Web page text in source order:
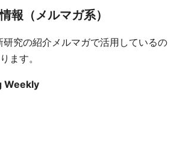
報（メルマガ系）
究の紹介メルマガで活用しているの
ます。
Weekly